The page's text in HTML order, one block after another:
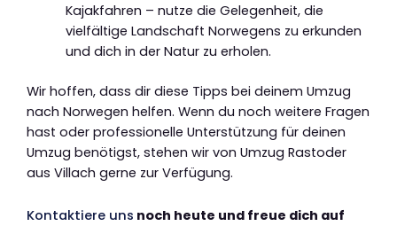
Kajakfahren – nutze die Gelegenheit, die
vielfältige Landschaft Norwegens zu erkunden
und dich in der Natur zu erholen.
Wir hoffen, dass dir diese Tipps bei deinem Umzug
nach Norwegen helfen. Wenn du noch weitere Fragen
hast oder professionelle Unterstützung für deinen
Umzug benötigst, stehen wir von Umzug Rastoder
aus Villach gerne zur Verfügung.
Kontaktiere uns noch heute und freue dich auf